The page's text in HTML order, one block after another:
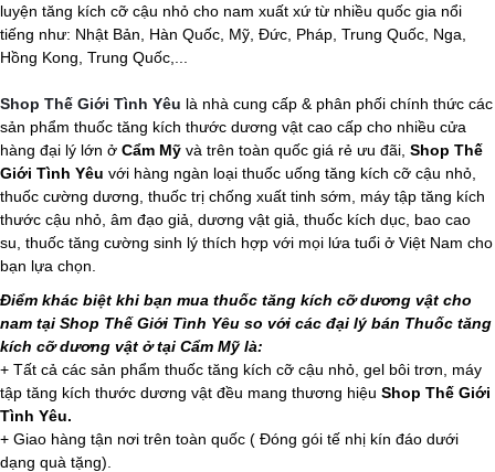
luyện tăng kích cỡ cậu nhỏ cho nam xuất xứ từ nhiều quốc gia nổi
tiếng như: Nhật Bản, Hàn Quốc, Mỹ, Đức, Pháp, Trung Quốc, Nga,
Hồng Kong, Trung Quốc,...
Shop Thế Giới Tình Yêu là nhà cung cấp & phân phối chính thức các
sản phẩm thuốc tăng kích thước dương vật cao cấp cho nhiều cửa
hàng đại lý lớn ở Cẩm Mỹ và trên toàn quốc giá rẻ ưu đãi, Shop Thế
Giới Tình Yêu với hàng ngàn loại thuốc uống tăng kích cỡ cậu nhỏ,
thuốc cường dương, thuốc trị chống xuất tinh sớm, máy tập tăng kích
thước cậu nhỏ, âm đạo giả, dương vật giả, thuốc kích dục, bao cao
su, thuốc tăng cường sinh lý thích hợp với mọi lứa tuổi ở Việt Nam cho
bạn lựa chọn.
Điểm khác biệt khi bạn mua thuốc tăng kích cỡ dương vật cho
nam tại Shop Thế Giới Tình Yêu so với các đại lý bán Thuốc tăng
kích cỡ dương vật ở tại Cẩm Mỹ là:
+ Tất cả các sản phẩm thuốc tăng kích cỡ cậu nhỏ, gel bôi trơn, máy
tập tăng kích thước dương vật đều mang thương hiệu Shop Thế Giới
Tình Yêu.
+ Giao hàng tận nơi trên toàn quốc ( Đóng gói tế nhị kín đáo dưới
dạng quà tặng).